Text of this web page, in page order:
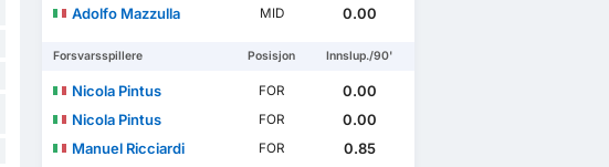
Adolfo Mazzulla
MID 0.00
Forsvarsspillere Posisjon Innslup./90'
Nicola Pintus FOR
0.00
Nicola Pintus
FOR
0.00
Manuel Ricciardi
FOR
0.85